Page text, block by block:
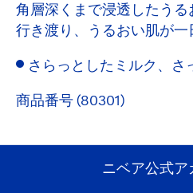
角層深くまで浸透したう
行き渡り、うるおい肌が一
さらっとしたミルク、さ
商品番号 (80301)
ニベア公式ア